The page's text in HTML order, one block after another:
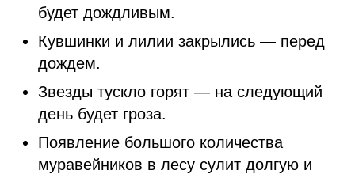
будет дождливым.
Кувшинки и лилии закрылись — перед
дождем.
Звезды тускло горят — на следующий
день будет гроза.
Появление большого количества
муравейников в лесу сулит долгую и